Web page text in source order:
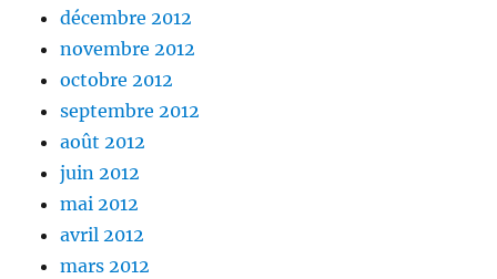
décembre 2012
novembre 2012
octobre 2012
septembre 2012
août 2012
juin 2012
mai 2012
avril 2012
mars 2012